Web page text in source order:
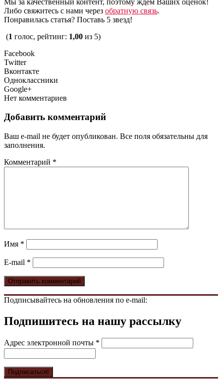
Либо свяжитесь с нами через обратную связь.
Понравилась статья? Поставь 5 звезд!
(1 голос, рейтинг: 1,00 из 5)
Facebook
Twitter
Вконтакте
Одноклассники
Google+
Нет комментариев
Добавить комментарий
Ваш e-mail не будет опубликован. Все поля обязательны для
заполнения.
Комментарий *
Имя *
E-mail *
Подписывайтесь на обновления по e-mail:
Подпишитесь на нашу рассылку
Адрес электронной почты *